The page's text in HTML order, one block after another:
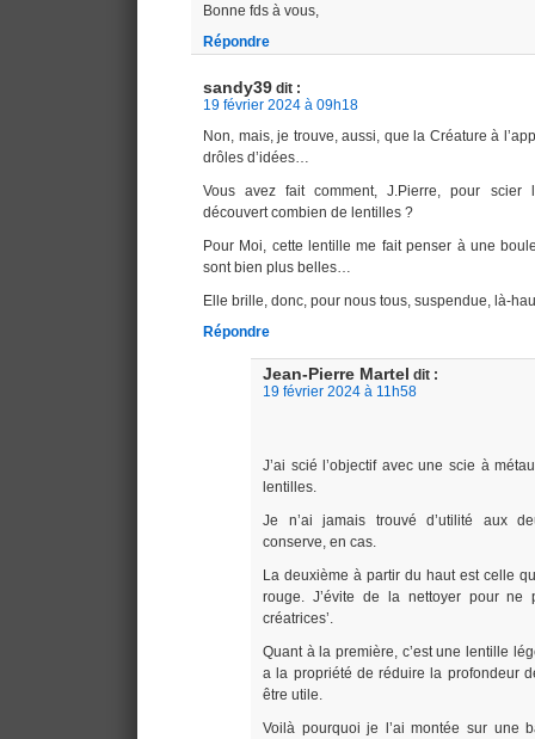
Bonne fds à vous,
Répondre
sandy39 dit :
19 février 2024 à 09h18
Non, mais, je trouve, aussi, que la Créature à
drôles d’idées…
Vous avez fait comment, J.Pierre, pour scier
découvert combien de lentilles ?
Pour Moi, cette lentille me fait penser à une
sont bien plus belles…
Elle brille, donc, pour nous tous, suspendue, là-
Répondre
Jean-Pierre Martel dit :
19 février 2024 à 11h58
J’ai scié l’objectif avec une scie à
lentilles.
Je n’ai jamais trouvé d’utilité aux
conserve, en cas.
La deuxième à partir du haut est celle
rouge. J’évite de la nettoyer pour ne
créatrices’.
Quant à la première, c’est une lentille
a la propriété de réduire la profondeur
être utile.
Voilà pourquoi je l’ai montée sur une